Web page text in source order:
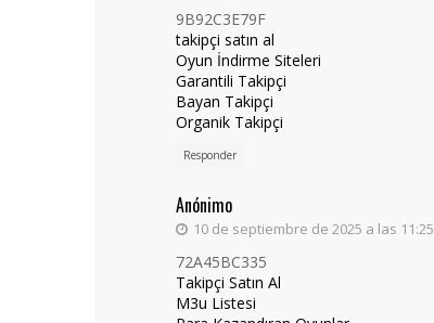
9B92C3E79F
takipçi satın al
Oyun İndirme Siteleri
Garantili Takipçi
Bayan Takipçi
Organik Takipçi
Responder
Anónimo
10 de septiembre de 2025 a las 11:25
72A45BC335
Takipçi Satın Al
M3u Listesi